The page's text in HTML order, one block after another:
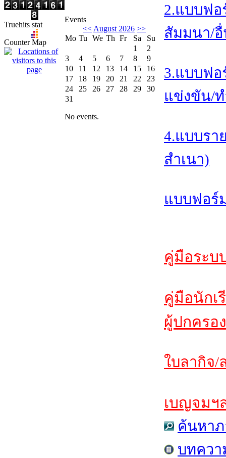
Truehits stat
Counter Map
Events
<< August 2026 >>
Mo Tu We Th Fr Sa
Su
1
2
3
4 5 6 7 8
9
10
11 12 13 14 15
16
17
18 19 20 21 22
23
24
25 26 27 28 29
30
31
No events.
2.แบบฟ
สัมมนา/
3.แบบฟอ
แข่งขัน/
4.แบบรา
สำเนา)
แบบฟอร์
คู่มือระบ
คู่มือนักเ
ผู้ปกครอ
ใบลากิจ/
เบญจมฯ
ค้นหาภ
บทควา